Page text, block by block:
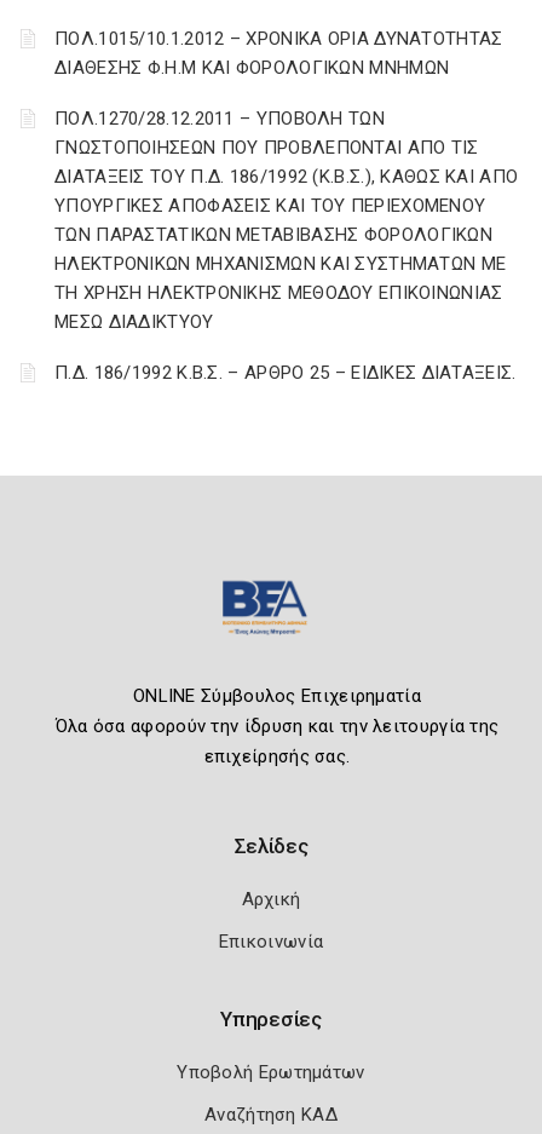
ΠΟΛ.1015/10.1.2012 – ΧΡΟΝΙΚΑ ΟΡΙΑ ΔΥΝΑΤΟΤΗΤΑΣ
ΔΙΑΘΕΣΗΣ Φ.Η.Μ ΚΑΙ ΦΟΡΟΛΟΓΙΚΩΝ ΜΝΗΜΩΝ
ΠΟΛ.1270/28.12.2011 – ΥΠΟΒΟΛΗ ΤΩΝ
ΓΝΩΣΤΟΠΟΙΗΣΕΩΝ ΠΟΥ ΠΡΟΒΛΕΠΟΝΤΑΙ ΑΠΟ ΤΙΣ
ΔΙΑΤΑΞΕΙΣ ΤΟΥ Π.Δ. 186/1992 (Κ.Β.Σ.), ΚΑΘΩΣ ΚΑΙ ΑΠΟ
ΥΠΟΥΡΓΙΚΕΣ ΑΠΟΦΑΣΕΙΣ ΚΑΙ ΤΟΥ ΠΕΡΙΕΧΟΜΕΝΟΥ
ΤΩΝ ΠΑΡΑΣΤΑΤΙΚΩΝ ΜΕΤΑΒΙΒΑΣΗΣ ΦΟΡΟΛΟΓΙΚΩΝ
ΗΛΕΚΤΡΟΝΙΚΩΝ ΜΗΧΑΝΙΣΜΩΝ ΚΑΙ ΣΥΣΤΗΜΑΤΩΝ ΜΕ
ΤΗ ΧΡΗΣΗ ΗΛΕΚΤΡΟΝΙΚΗΣ ΜΕΘΟΔΟΥ ΕΠΙΚΟΙΝΩΝΙΑΣ
ΜΕΣΩ ΔΙΑΔΙΚΤΥΟΥ
Π.Δ. 186/1992 Κ.Β.Σ. – ΑΡΘΡΟ 25 – ΕΙΔΙΚΕΣ ΔΙΑΤΑΞΕΙΣ.
ONLINE Σύμβουλος Επιχειρηματία
Όλα όσα αφορούν την ίδρυση και την λειτουργία της
επιχείρησής σας.
Σελίδες
Αρχική
Επικοινωνία
Υπηρεσίες
Υποβολή Ερωτημάτων
Αναζήτηση ΚΑΔ